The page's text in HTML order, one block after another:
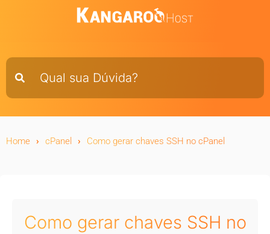
Home cPanel Como gerar chaves SSH no cPanel
Como gerar chaves SSH no